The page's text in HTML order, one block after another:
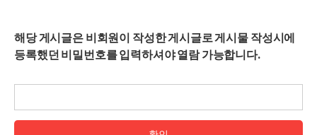
해당 게시글은 비회원이 작성한 게시글로 게시물 작성시에
등록했던 비밀번호를 입력하셔야 열람 가능합니다.